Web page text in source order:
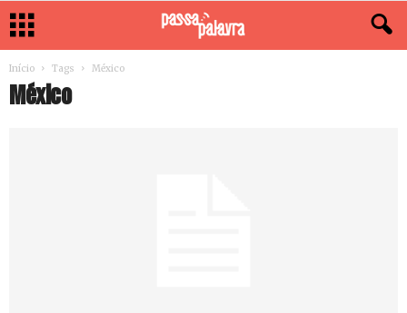
Início Tags México
México